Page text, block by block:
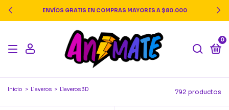
ENVÍOS GRATIS EN COMPRAS MAYORES A $80.000
0
Inicio > Llaveros > Llaveros 3D 792 productos